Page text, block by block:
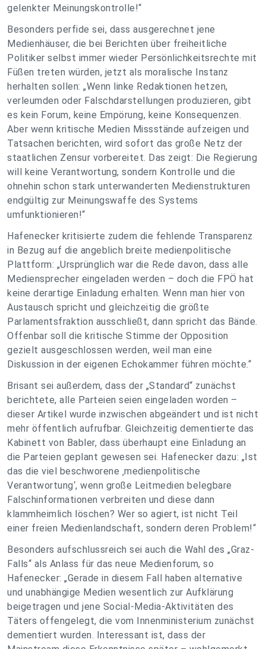
gelenkter Meinungskontrolle!“
Besonders perfide sei, dass ausgerechnet jene
Medienhäuser, die bei Berichten über freiheitliche
Politiker selbst immer wieder Persönlichkeitsrechte mit
Füßen treten würden, jetzt als moralische Instanz
herhalten sollen: „Wenn linke Redaktionen hetzen,
verleumden oder Falschdarstellungen produzieren, gibt
es kein Forum, keine Empörung, keine Konsequenzen.
Aber wenn kritische Medien Missstände aufzeigen und
Tatsachen berichten, wird sofort das große Netz der
staatlichen Zensur vorbereitet. Das zeigt: Die Regierung
will keine Verantwortung, sondern Kontrolle und die
ohnehin schon stark unterwanderten Medienstrukturen
endgültig zur Meinungswaffe des Systems
umfunktionieren!“
Hafenecker kritisierte zudem die fehlende Transparenz
in Bezug auf die angeblich breite medienpolitische
Plattform: „Ursprünglich war die Rede davon, dass alle
Mediensprecher eingeladen werden – doch die FPÖ hat
keine derartige Einladung erhalten. Wenn man hier von
Austausch spricht und gleichzeitig die größte
Parlamentsfraktion ausschließt, dann spricht das Bände.
Offenbar soll die kritische Stimme der Opposition
gezielt ausgeschlossen werden, weil man eine
Diskussion in der eigenen Echokammer führen möchte.“
Brisant sei außerdem, dass der „Standard“ zunächst
berichtete, alle Parteien seien eingeladen worden –
dieser Artikel wurde inzwischen abgeändert und ist nicht
mehr öffentlich aufrufbar. Gleichzeitig dementierte das
Kabinett von Babler, dass überhaupt eine Einladung an
die Parteien geplant gewesen sei. Hafenecker dazu: „Ist
das die viel beschworene ‚medienpolitische
Verantwortung‘, wenn große Leitmedien belegbare
Falschinformationen verbreiten und diese dann
klammheimlich löschen? Wer so agiert, ist nicht Teil
einer freien Medienlandschaft, sondern deren Problem!“
Besonders aufschlussreich sei auch die Wahl des „Graz-
Falls“ als Anlass für das neue Medienforum, so
Hafenecker: „Gerade in diesem Fall haben alternative
und unabhängige Medien wesentlich zur Aufklärung
beigetragen und jene Social-Media-Aktivitäten des
Täters offengelegt, die vom Innenministerium zunächst
dementiert wurden. Interessant ist, dass der